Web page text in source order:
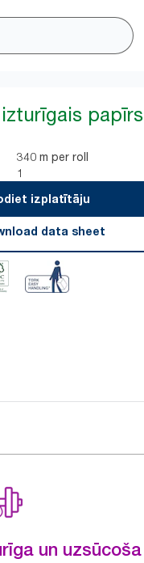
papīrs
340 m per roll
1
izplatītāju
data sheet
un uzsūcoša